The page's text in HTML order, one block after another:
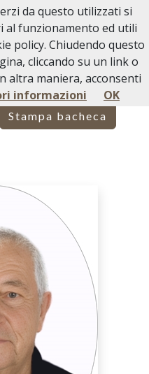
ANDREA GOTTA
Stampa bacheca
da questo utilizzati si
al funzionamento ed utili
policy. Chiudendo questo
cliccando su un link o
altra maniera, acconsenti
informazioni OK